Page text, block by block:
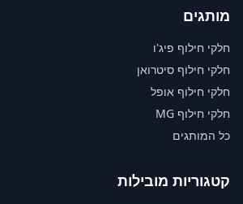
מותגים
חלקי חילוף פיג'ו
חלקי חילוף סיטרואן
חלקי חילוף אופל
חלקי חילוף MG
כל המותגים
קטגוריות מובילות